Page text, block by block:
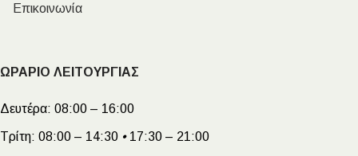
Επικοινωνία
ΩΡΑΡΙΟ ΛΕΙΤΟΥΡΓΙΑΣ
Δευτέρα: 08:00 – 16:00
Τρίτη: 08:00 – 14:30 •17:30 – 21:00